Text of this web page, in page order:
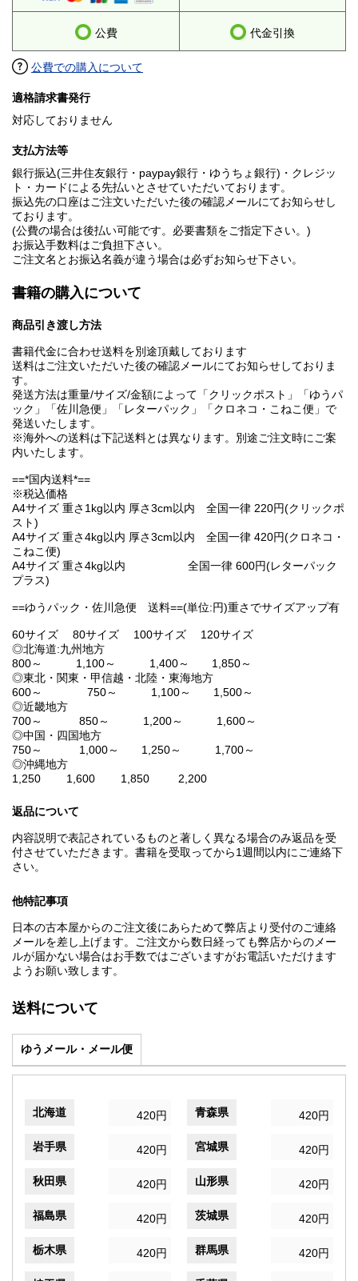
公費 代金引換
公費での購入について
適格請求書発行
対応しておりません
支払方法等
銀行振込(三井住友銀行・paypay銀行・ゆうちょ銀行)・クレジッ
ト・カードによる先払いとさせていただいております。
振込先の口座はご注文いただいた後の確認メールにてお知らせし
ております。
(公費の場合は後払い可能です。必要書類をご指定下さい。)
お振込手数料はご負担下さい。
ご注文名とお振込名義が違う場合は必ずお知らせ下さい。
書籍の購入について
商品引き渡し方法
書籍代金に合わせ送料を別途頂戴しております
送料はご注文いただいた後の確認メールにてお知らせしておりま
す。
発送方法は重量/サイズ/金額によって「クリックポスト」「ゆうパ
ック」「佐川急便」「レターパック」「クロネコ・こねこ便」で
発送いたします。
※海外への送料は下記送料とは異なります。別途ご注文時にご案
内いたします。
==*国内送料*==
※税込価格
A4サイズ 重さ1kg以内 厚さ3cm以内 全国一律 220円(クリックポ
スト)
A4サイズ 重さ4kg以内 厚さ3cm以内 全国一律 420円(クロネコ・
こねこ便)
A4サイズ 重さ4kg以内 全国一律 600円(レターパック
プラス)
==ゆうパック・佐川急便 送料==(単位:円)重さでサイズアップ有
60サイズ 80サイズ 100サイズ 120サイズ
◎北海道:九州地方
800～ 1,100～ 1,400～ 1,850～
◎東北・関東・甲信越・北陸・東海地方
600～ 750～ 1,100～ 1,500～
◎近畿地方
700～ 850～ 1,200～ 1,600～
◎中国・四国地方
750～ 1,000～ 1,250～ 1,700～
◎沖縄地方
1,250 1,600 1,850 2,200
返品について
内容説明で表記されているものと著しく異なる場合のみ返品を受
付させていただきます。書籍を受取ってから1週間以内にご連絡下
さい。
他特記事項
日本の古本屋からのご注文後にあらためて弊店より受付のご連絡
メールを差し上げます。ご注文から数日経っても弊店からのメー
ルが届かない場合はお手数ではございますがお電話いただけます
ようお願い致します。
送料について
ゆうメール・メール便
北海道 420円 青森県 420円
岩手県 420円 宮城県 420円
秋田県 420円 山形県 420円
福島県 420円 茨城県 420円
栃木県 420円 群馬県 420円